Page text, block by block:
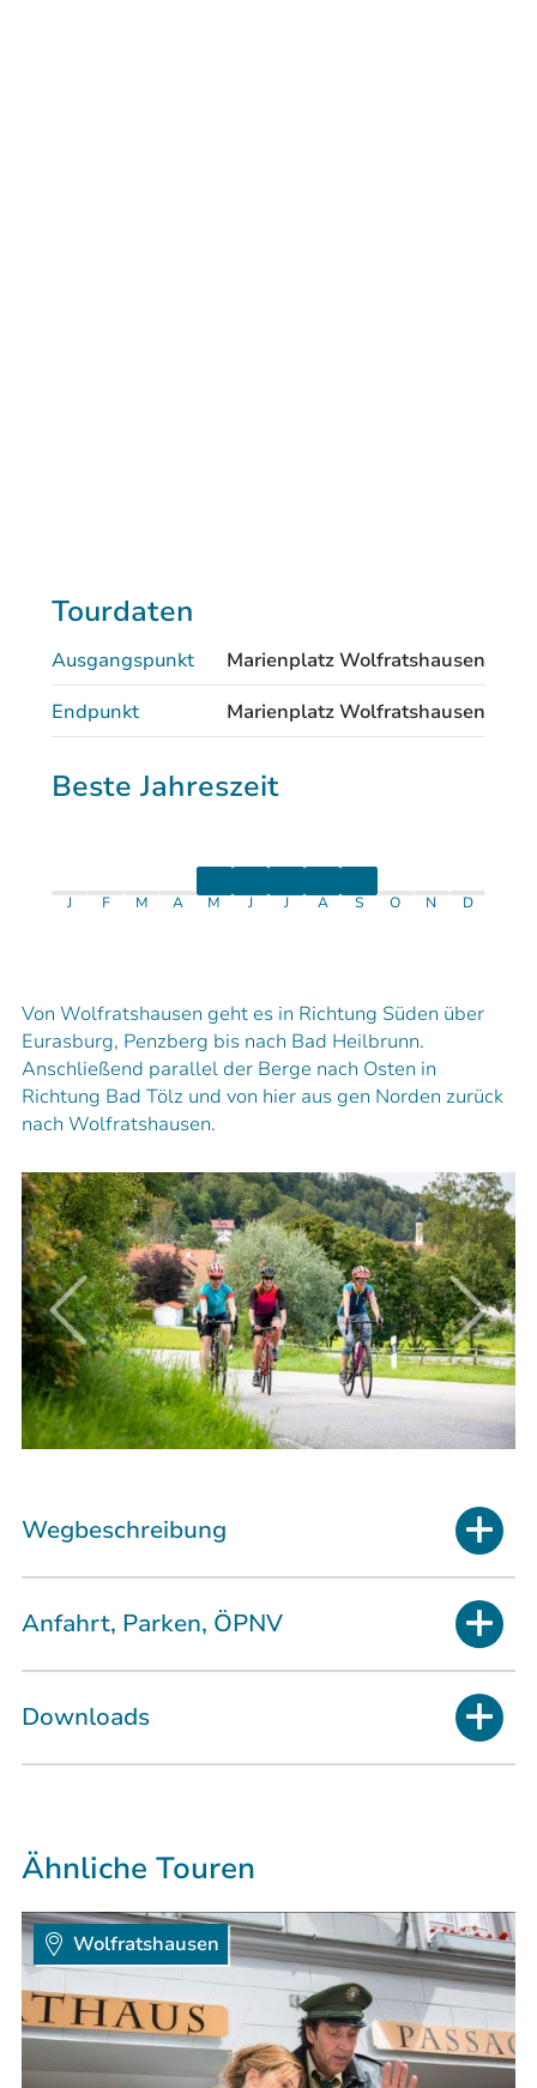
Tourdaten
Ausgangspunkt
Marienplatz Wolfratshausen
Endpunkt
Marienplatz Wolfratshausen
Beste Jahreszeit
J F M A M J J A S O N D
Von Wolfratshausen geht es in Richtung Süden über
Eurasburg, Penzberg bis nach Bad Heilbrunn.
Anschließend parallel der Berge nach Osten in
Richtung Bad Tölz und von hier aus gen Norden zurück
nach Wolfratshausen.
Wegbeschreibung
Anfahrt, Parken, ÖPNV
Downloads
Ähnliche Touren
Wolfratshausen